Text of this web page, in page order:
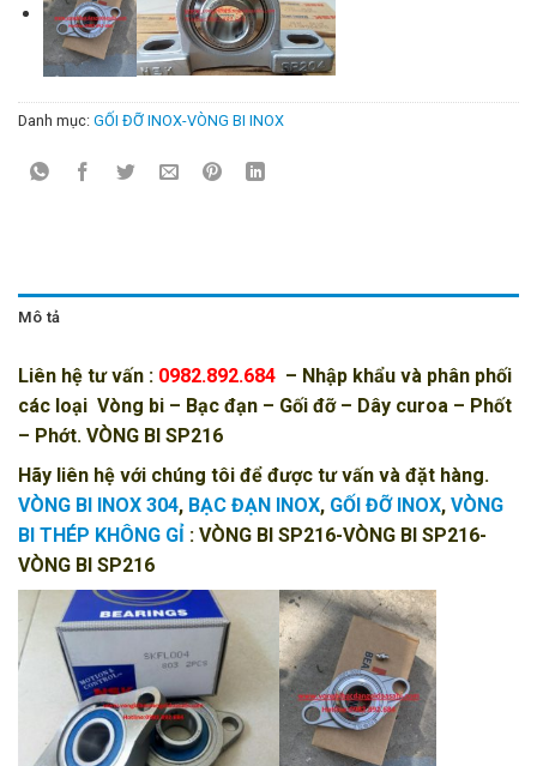
Danh mục: GỐI ĐỠ INOX-VÒNG BI INOX
Mô tả
Liên hệ tư vấn : 0982.892.684 – Nhập khẩu và phân phối
các loại Vòng bi – Bạc đạn – Gối đỡ– Dây curoa – Phốt
– Phớt. VÒNG BI SP216
Hãy liên hệ với chúng tôi để được tư vấn và đặt hàng.
VÒNG BI INOX 304, BẠC ĐẠN INOX, GỐI ĐỠ INOX, VÒNG
BI THÉP KHÔNG GỈ : VÒNG BI SP216-VÒNG BI SP216-
VÒNG BI SP216